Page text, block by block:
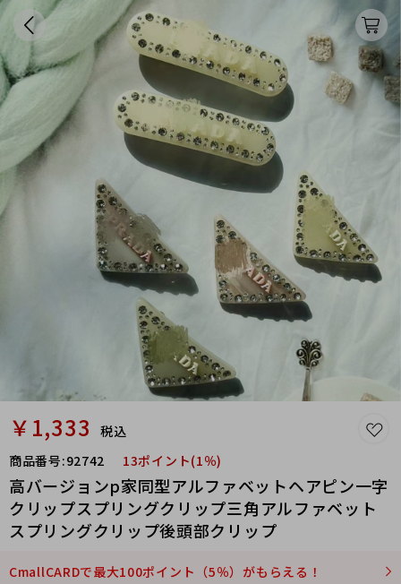
￥1,333
税込
商品番号:92742 13ポイント(1％)
高バージョンp家同型アルファベットヘアピン一字
クリップスプリングクリップ三角アルファベット
スプリングクリップ後頭部クリップ
CmallCARDで最大100ポイント（5％）がもらえる！